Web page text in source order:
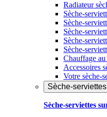
Radiateur
Sèche-
Sèche-
Sèche-
Sèche-
Sèche-
Chauffage
Accessoires
Votre sèche-
Sèche-
Sèche-serviettes